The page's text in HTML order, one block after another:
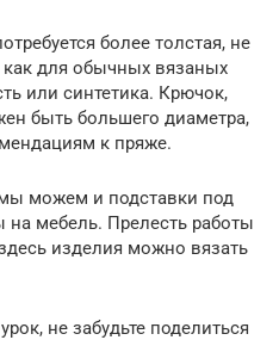
более толстая, не
как для обычных вязаных
или синтетика. Крючок,
быть большего диаметра,
к пряже.
мы можем и подставки под
на мебель. Прелесть работы
изделия можно вязать
не забудьте поделиться